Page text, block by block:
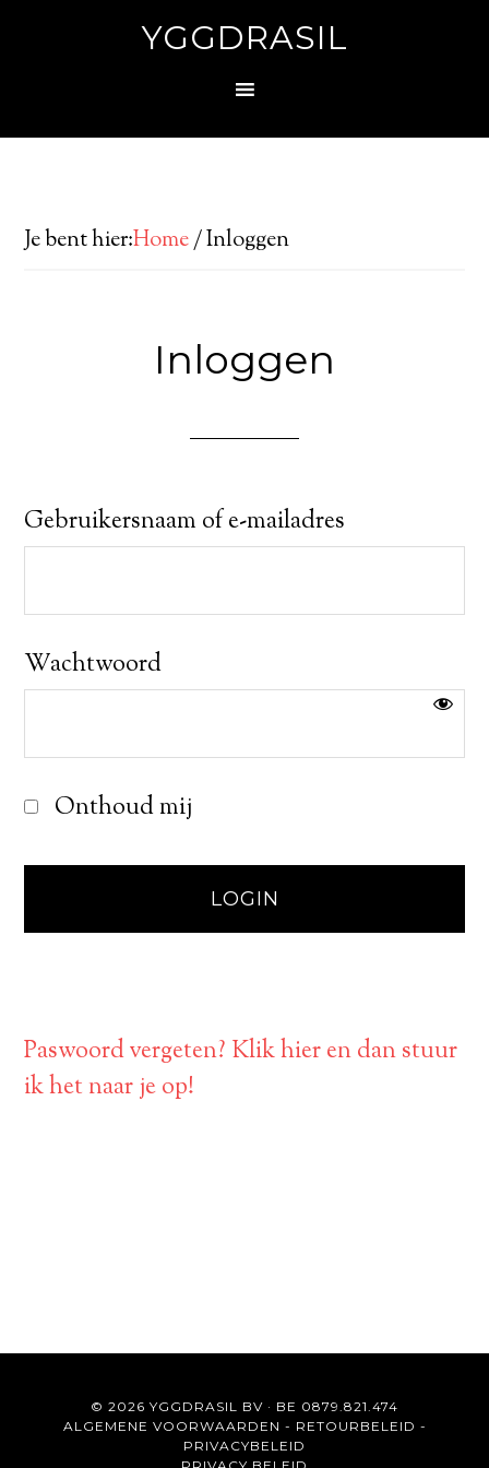
YGGDRASIL
Je bent hier:Home/Inloggen
Inloggen
Gebruikersnaam of e-mailadres
Wachtwoord
Onthoud mij
Paswoord vergeten? Klik hier en dan stuur
ik het naar je op!
© 2026 YGGDRASIL BV · BE 0879.821.474
ALGEMENE VOORWAARDEN - RETOURBELEID -
PRIVACYBELEID